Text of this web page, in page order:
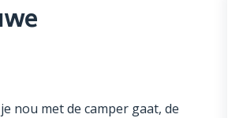
nou met de camper gaat, de